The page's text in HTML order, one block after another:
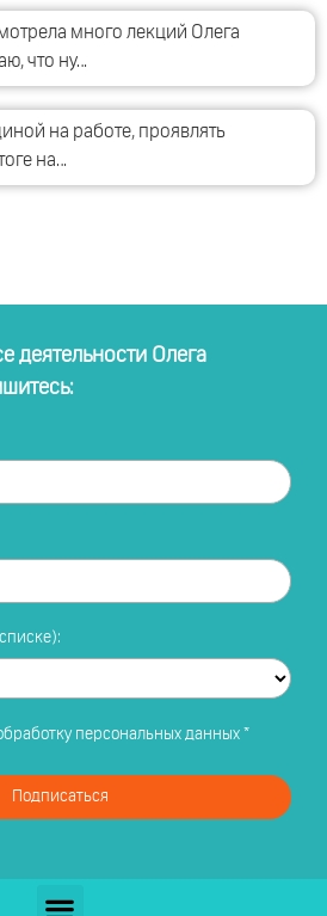
много лекций Олега
что ну…
на работе, проявлять
на…
деятельности Олега
персональных данных*
Подписаться